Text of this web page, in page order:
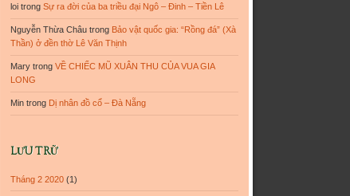
loi trongSự ra đời của ba triều đại Ngô – Đinh – Tiền Lê
Nguyễn Thừa Châu trong Bảo vật quốc gia: “Rồng đá” (Xà
Thần) ở đền thờ Lê Văn Thịnh
Mary trongVỀ CHIẾC MŨ XUÂN THU CỦA VUA GIA
LONG
Min trong Dị nhân đồ cổ – Đà Nẵng
LƯU TRỮ
Tháng 2 2020 (1)